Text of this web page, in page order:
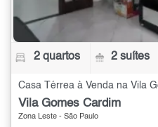
2 quartos 2 suítes
Vila Gomes Cardim
Zona Leste - São Paulo